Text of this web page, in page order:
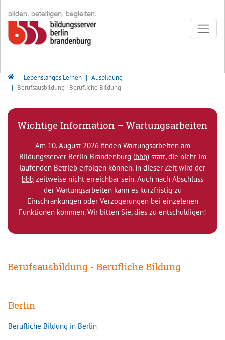
Bildungsserver Berlin - Brandenburg
Lebenslanges Lernen
Ausbildung
Berufsausbildung - Berufliche Bildung
Wichtige Information – Wartungsarbeiten
Am 10. August 2026 finden Wartungsarbeiten am
Bildungsserver Berlin-Brandenburg (bbb) statt, die nicht im
laufenden Betrieb erfolgen können. In dieser Zeit wird der
bbb zeitweise nicht erreichbar sein. Auch nach Abschluss
der Wartungsarbeiten kann es kurzfristig zu
Einschränkungen oder Verzögerungen bei einzelenen
Funktionen kommen. Wir bitten Sie, dies zu entschuldigen!
Berufsausbildung - Berufliche Bildung
Berlin
Berufliche Bildung in Berlin